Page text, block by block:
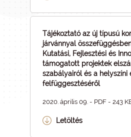
Tájékoztató az új típusú
járvánnyal
Kutatási, Fejlesztési és
támogatott projektek
szabályairól és a helyszíni
felfüggesztéséről
2020. április 09. - PDF - 243
Letöltés